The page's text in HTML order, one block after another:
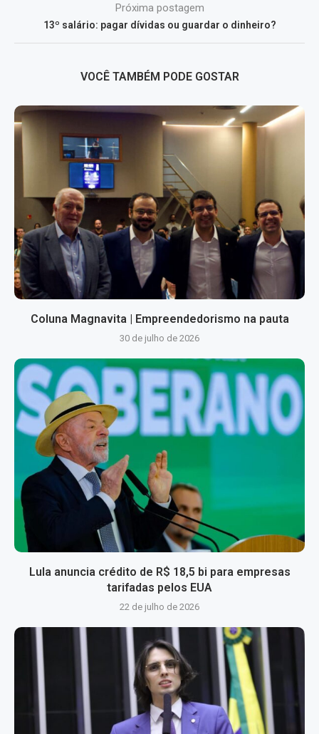
Próxima postagem
13º salário: pagar dívidas ou guardar o dinheiro?
VOCÊ TAMBÉM PODE GOSTAR
Coluna Magnavita | Empreendedorismo na pauta
30 de julho de 2026
Lula anuncia crédito de R$ 18,5 bi para empresas
tarifadas pelos EUA
22 de julho de 2026